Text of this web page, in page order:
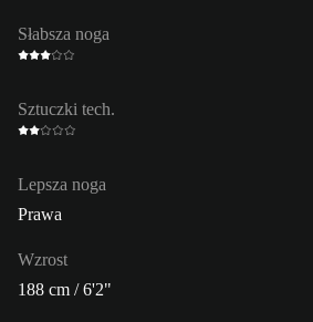
Słabsza noga
Sztuczki tech.
Lepsza noga
Prawa
Wzrost
188 cm / 6'2"